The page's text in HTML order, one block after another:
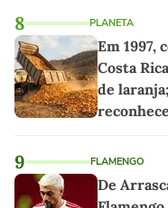
8 PLANETA
Em 1997,
Costa
de
9 FLAMENGO
De